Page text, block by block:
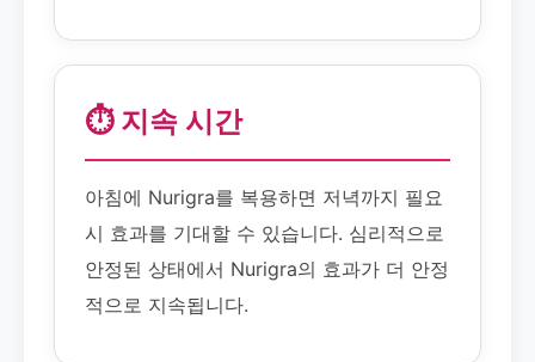
⏱️ 지속 시간
아침에 Nurigra를 복용하면 저녁까지 필요
시 효과를 기대할 수 있습니다. 심리적으로
안정된 상태에서 Nurigra의 효과가 더 안정
적으로 지속됩니다.